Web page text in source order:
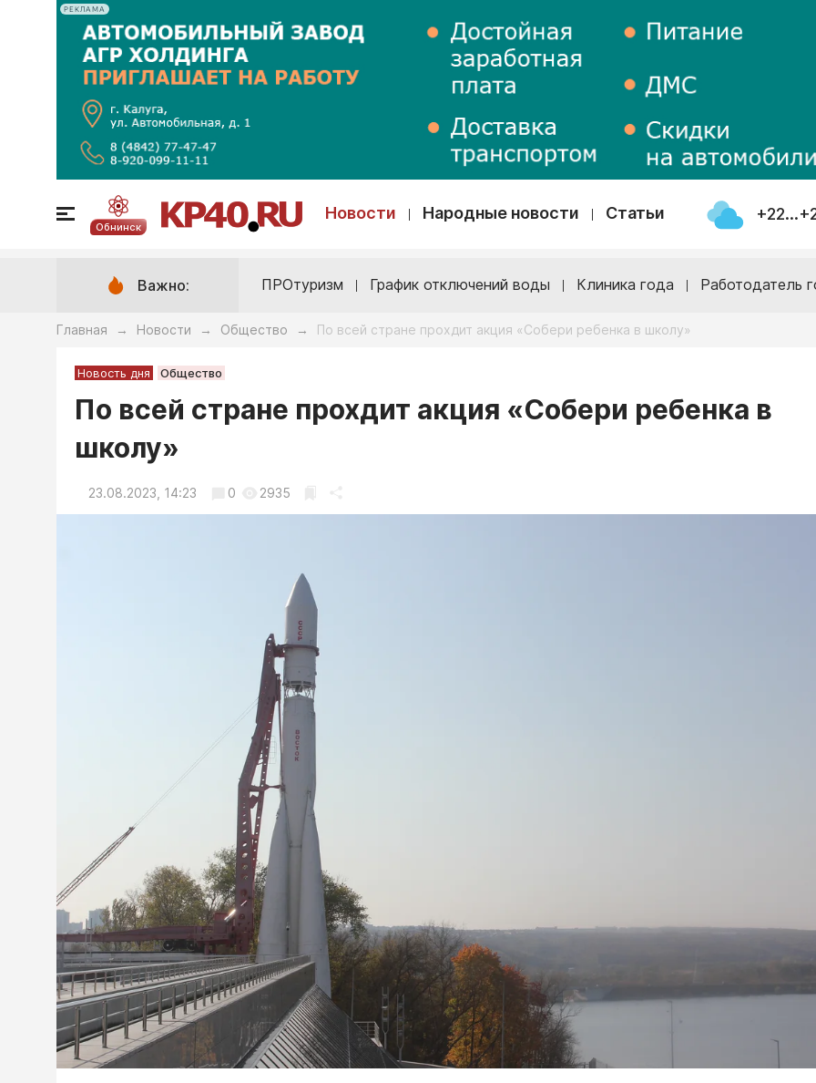
РЕКЛАМА
Обнинск
Новости Народные новости Статьи
Важно: ПРОтуризм График отключений воды Клиника года Работодатель
Главная → Новости → Общество → По всей стране прохдит акция «Собери ребенка в школу»
Новость дня Общество
По всей стране прохдит акция «Собери ребенка в
школу»
23.08.2023, 14:23 0 2935